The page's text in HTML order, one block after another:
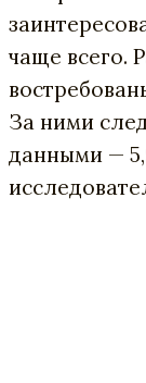
чаще всего.
За ними
данными —